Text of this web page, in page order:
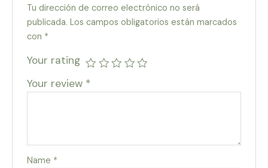
Tu dirección de correo electrónico no será
publicada. Los campos obligatorios están marcados
con *
Your rating
Your review *
Name *